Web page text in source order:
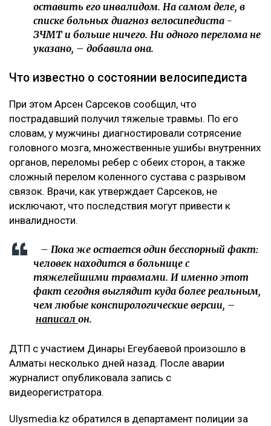
оставить его инвалидом. На самом деле, в
списке больных диагноз велосипедиста -
ЗЧМТ и больше ничего. Ни одного перелома не
указано, – добавила она.
Что известно о состоянии велосипедиста
При этом Арсен Сарсеков сообщил, что
пострадавший получил тяжелые травмы. По его
словам, у мужчины диагностировали сотрясение
головного мозга, множественные ушибы внутренних
органов, переломы ребер с обеих сторон, а также
сложный перелом коленного сустава с разрывом
связок. Врачи, как утверждает Сарсеков, не
исключают, что последствия могут привести к
инвалидности.
– Пока же остается один бесспорный факт:
человек находится в больнице с
тяжелейшими травмами. И именно этот
факт сегодня выглядит куда более реальным,
чем любые конспирологические версии, –
написал он.
ДТП с участием Динары Егеубаевой произошло в
Алматы несколько дней назад. После аварии
журналист опубликовала запись с
видеорегистратора.
Ulysmedia.kz обратился в департамент полиции за